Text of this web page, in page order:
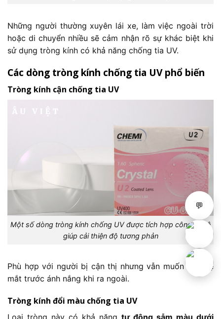
Những người thường xuyên lái xe, làm việc ngoài trời
hoặc di chuyển nhiều sẽ cảm nhận rõ sự khác biệt khi
sử dụng tròng kính có khả năng chống tia UV.
Các dòng tròng kính chống tia UV phổ biến
Tròng kính cận chống tia UV
Một số dòng tròng kính chống UV được tích hợp công nghệ
giúp cải thiện độ tương phản
Phù hợp với người bị cận thị nhưng vẫn muốn bảo vệ
mắt trước ánh nắng khi ra ngoài.
Tròng kính đổi màu chống tia UV
💬